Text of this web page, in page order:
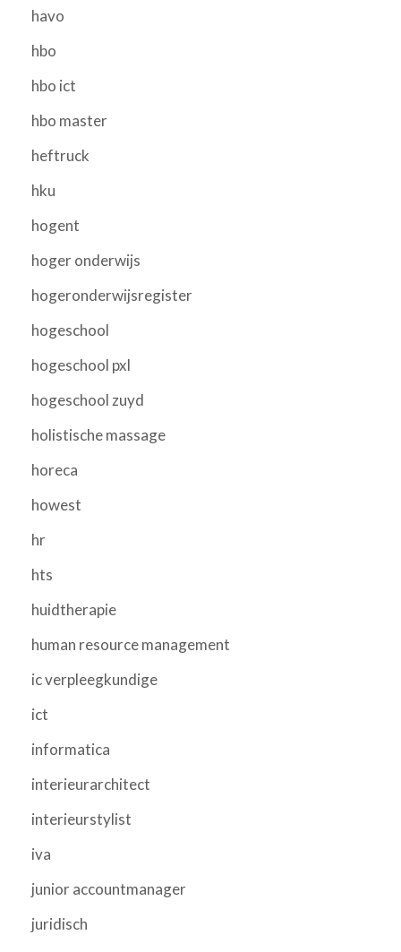
havo
hbo
hbo ict
hbo master
heftruck
hku
hogent
hoger onderwijs
hogeronderwijsregister
hogeschool
hogeschool pxl
hogeschool zuyd
holistische massage
horeca
howest
hr
hts
huidtherapie
human resource management
ic verpleegkundige
ict
informatica
interieurarchitect
interieurstylist
iva
junior accountmanager
juridisch